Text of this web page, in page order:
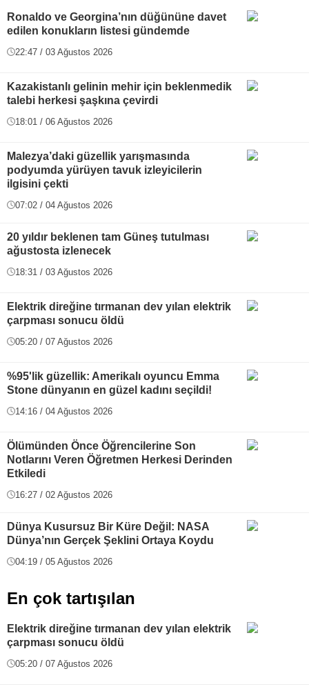
Ronaldo ve Georgina’nın düğününe davet
edilen konukların listesi gündemde
22:47 / 03 Ağustos 2026
Kazakistanlı gelinin mehir için beklenmedik
talebi herkesi şaşkına çevirdi
18:01 / 06 Ağustos 2026
Malezya’daki güzellik yarışmasında
podyumda yürüyen tavuk izleyicilerin
ilgisini çekti
07:02 / 04 Ağustos 2026
20 yıldır beklenen tam Güneş tutulması
ağustosta izlenecek
18:31 / 03 Ağustos 2026
Elektrik direğine tırmanan dev yılan elektrik
çarpması sonucu öldü
05:20 / 07 Ağustos 2026
%95'lik güzellik: Amerikalı oyuncu Emma
Stone dünyanın en güzel kadını seçildi!
14:16 / 04 Ağustos 2026
Ölümünden Önce Öğrencilerine Son
Notlarını Veren Öğretmen Herkesi Derinden
Etkiledi
16:27 / 02 Ağustos 2026
Dünya Kusursuz Bir Küre Değil: NASA
Dünya’nın Gerçek Şeklini Ortaya Koydu
04:19 / 05 Ağustos 2026
En çok tartışılan
Elektrik direğine tırmanan dev yılan elektrik
çarpması sonucu öldü
05:20 / 07 Ağustos 2026